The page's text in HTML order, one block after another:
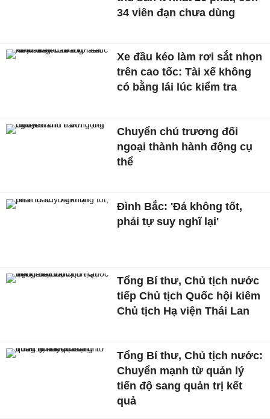
34 viên đạn chưa dùng
Xe đầu kéo làm rơi sắt nhọn
trên cao tốc: Tài xế không
có bằng lái lúc kiểm tra
Chuyển chủ trương đối
ngoại thành hành động cụ
thể
Đình Bắc: 'Đá không tốt,
phải tự suy nghĩ lại'
Tổng Bí thư, Chủ tịch nước
tiếp Chủ tịch Quốc hội kiêm
Chủ tịch Hạ viện Thái Lan
Tổng Bí thư, Chủ tịch nước:
Chuyển mạnh từ quản lý
tiến độ sang quản trị kết
quả